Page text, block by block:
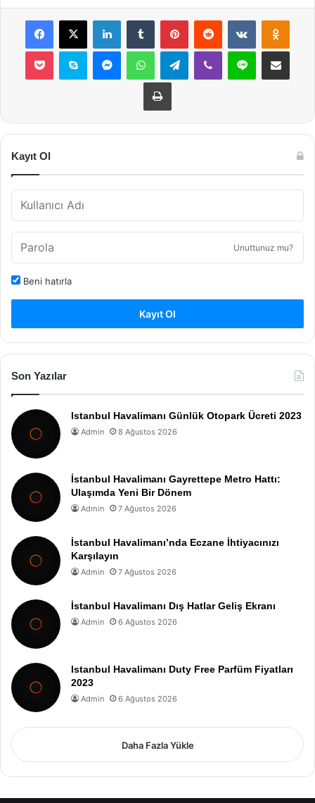
Facebook
X LinkedInTumblr PinterestReddit VKontakte
Pocket Skype MessengerWhatsAppTelegramViber Line E-Posta ile
Yazdır
Kayıt Ol
Unuttunuz mu?
Beni hatırla
Kayıt Ol
Son Yazılar
Istanbul Havalimanı Günlük Otopark Ücreti 2023
Admin 8 Ağustos 2026
İstanbul Havalimanı Gayrettepe Metro Hattı:
Ulaşımda Yeni Bir Dönem
Admin 7 Ağustos 2026
İstanbul Havalimanı’nda Eczane İhtiyacınızı
Karşılayın
Admin 7 Ağustos 2026
İstanbul Havalimanı Dış Hatlar Geliş Ekranı
Admin 6 Ağustos 2026
Istanbul Havalimanı Duty Free Parfüm Fiyatları
2023
Admin 6 Ağustos 2026
Daha Fazla Yükle